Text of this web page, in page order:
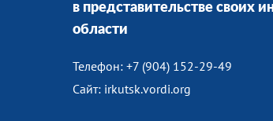
в представительстве своих
области
Телефон: +7 (904) 152-29-49
Сайт: irkutsk.vordi.org